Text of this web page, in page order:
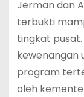
Jerman dan
terbukti
tingkat
kewenangan
program
oleh